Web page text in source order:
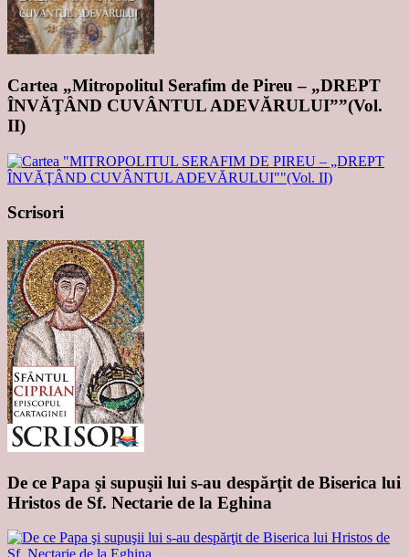
Cartea „Mitropolitul Serafim de Pireu – „DREPT
ÎNVĂŢÂND CUVÂNTUL ADEVĂRULUI””(Vol.
II)
Scrisori
De ce Papa şi supuşii lui s-au despărţit de Biserica lui
Hristos de Sf. Nectarie de la Eghina